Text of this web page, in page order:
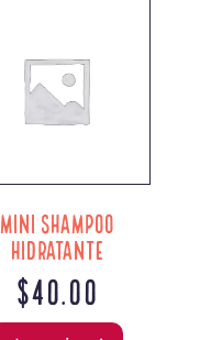
MINI SHAMPOO
HIDRATANTE
$40.00